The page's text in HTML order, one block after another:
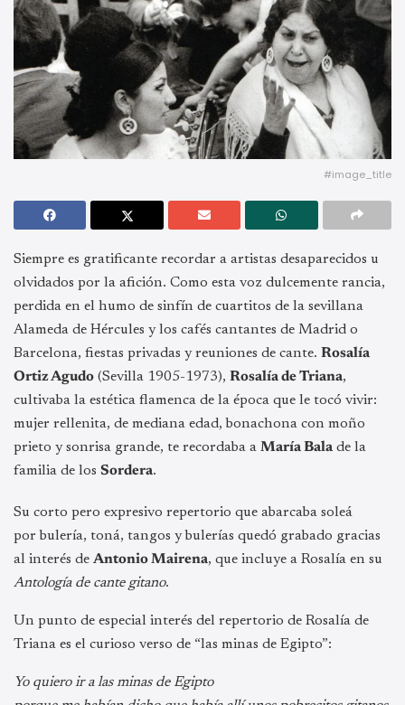
#image_title
Siempre es gratificante recordar a artistas desaparecidos u
olvidados por la afición. Como esta voz dulcemente rancia,
perdida en el humo de sinfín de cuartitos de la sevillana
Alameda de Hércules y los cafés cantantes de Madrid o
Barcelona, fiestas privadas y reuniones de cante. Rosalía
Ortiz Agudo (Sevilla 1905-1973), Rosalía de Triana,
cultivaba la estética flamenca de la época que le tocó vivir:
mujer rellenita, de mediana edad, bonachona con moño
prieto y sonrisa grande, te recordaba a María Bala de la
familia de los Sordera.
Su corto pero expresivo repertorio que abarcaba soleá
por bulería, toná, tangos y bulerías quedó grabado gracias
al interés de Antonio Mairena, que incluye a Rosalía en su
Antología de cante gitano.
Un punto de especial interés del repertorio de Rosalía de
Triana es el curioso verso de “las minas de Egipto”:
Yo quiero ir a las minas de Egipto